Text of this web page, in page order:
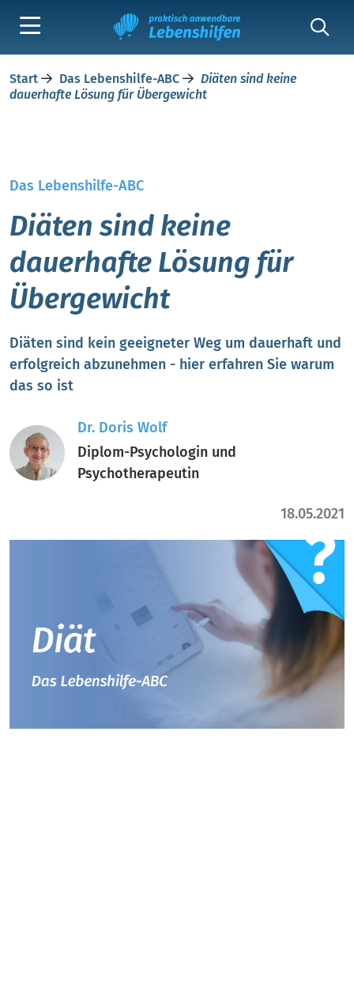
Start Das Lebenshilfe-ABC
Diäten sind keine
dauerhafte Lösung für Übergewicht
Das Lebenshilfe-ABC
Diäten sind keine
dauerhafte Lösung für
Übergewicht
Diäten sind kein geeigneter Weg um dauerhaft und
erfolgreich abzunehmen - hier erfahren Sie warum
das so ist
Dr. Doris Wolf
Diplom-Psychologin und
Psychotherapeutin
18.05.2021